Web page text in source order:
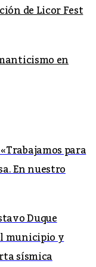
de Licor Fest
en
para
En nuestro
Duque
municipio y
sísmica